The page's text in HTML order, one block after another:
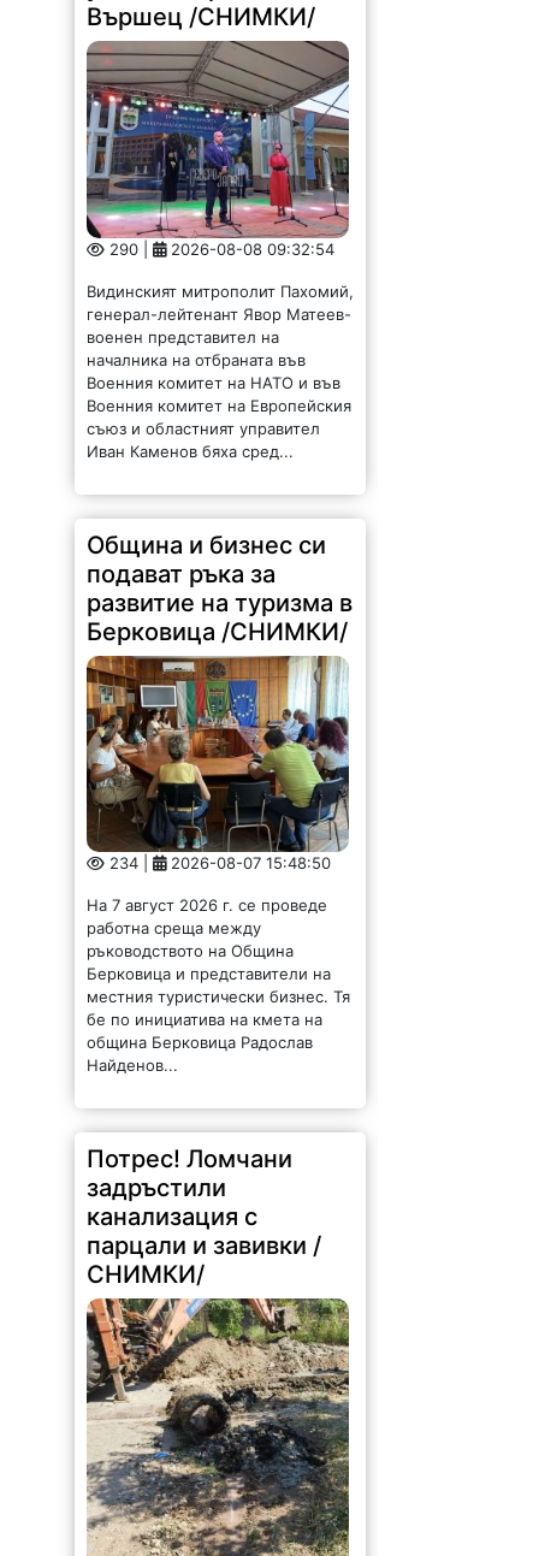
290 | 2026-08-08 09:32:54
Видинският митрополит Пахомий,
военен представител на
началника на отбраната във
Военния комитет на НАТО и във
Военния комитет на Европейския
съюз и областният управител
Иван Каменов бяха сред...
подават ръка за
развитие на туризма в
Берковица /СНИМКИ/
234 | 2026-08-07 15:48:50
На 7 август 2026 г. се проведе
ръководството на Община
Берковица и представители на
местния туристически бизнес. Тя
бе по инициатива на кмета на
община Берковица Радослав
Найденов...
задръстили
канализация с
парцали и завивки /
СНИМКИ/